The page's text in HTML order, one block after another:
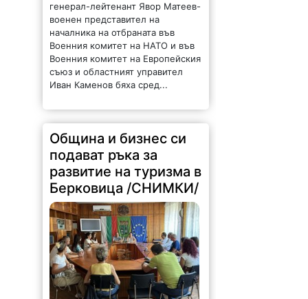
генерал-лейтенант Явор Матеев-
военен представител на
началника на отбраната във
Военния комитет на НАТО и във
Военния комитет на Европейския
съюз и областният управител
Иван Каменов бяха сред...
Община и бизнес си
подават ръка за
развитие на туризма в
Берковица /СНИМКИ/